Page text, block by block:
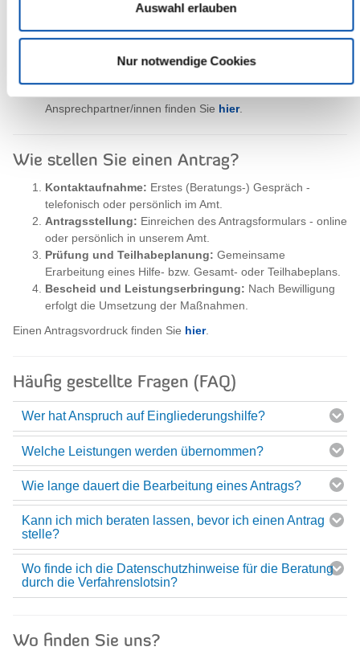
Auswahl erlauben
Nur notwendige Cookies
selbstständigen Wohnen)
Tagesstrukturierende Maßnahmen (Tagesstätte,
Ansprechpartner/innen finden Sie hier.
Wie stellen Sie einen Antrag?
Kontaktaufnahme: Erstes (Beratungs-) Gespräch -
telefonisch oder persönlich im Amt.
Antragsstellung: Einreichen des Antragsformulars - online
oder persönlich in unserem Amt.
Prüfung und Teilhabeplanung: Gemeinsame
Erarbeitung eines Hilfe- bzw. Gesamt- oder Teilhabeplans.
Bescheid und Leistungserbringung: Nach Bewilligung
erfolgt die Umsetzung der Maßnahmen.
Einen Antragsvordruck finden Sie hier.
Häufig gestellte Fragen (FAQ)
Wer hat Anspruch auf Eingliederungshilfe?
Welche Leistungen werden übernommen?
Wie lange dauert die Bearbeitung eines Antrags?
Kann ich mich beraten lassen, bevor ich einen Antrag
stelle?
Wo finde ich die Datenschutzhinweise für die Beratung
durch die Verfahrenslotsin?
Wo finden Sie uns?